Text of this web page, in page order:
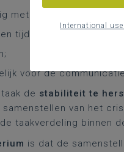
met het oplossen van
tijdens een crisis;
voor de
de stabiliteit te
van het
taakverdeling binnen
is dat de
International